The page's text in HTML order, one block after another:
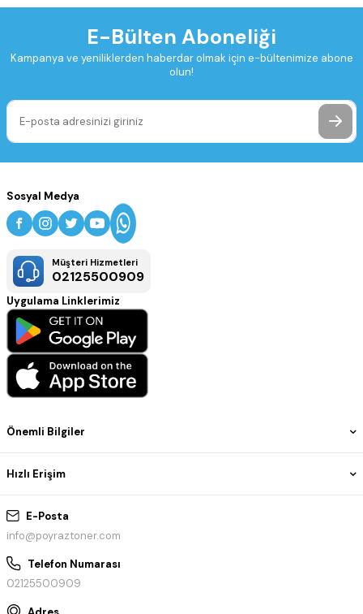
E-Bülten Aboneliği
Kampanya ve yeniliklerden haberdar olmak için e-bültenimize abone
olun!
E-Posta
info@poyraztoner.com
Telefon Numarası
02125500909
Önemli Bilgiler
Hızlı Erişim
Sosyal Medya
Müşteri Hizmetleri
02125500909
Uygulama Linklerimiz